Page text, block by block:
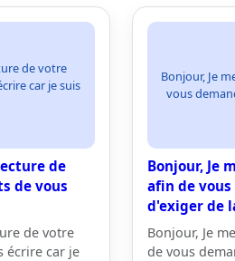
de votre
car je suis
de
de vous
de votre
écrire car je
Bonjour, Je
vous
Bonjour, Je
afin de
d'exiger de
Bonjour, Je
de vous